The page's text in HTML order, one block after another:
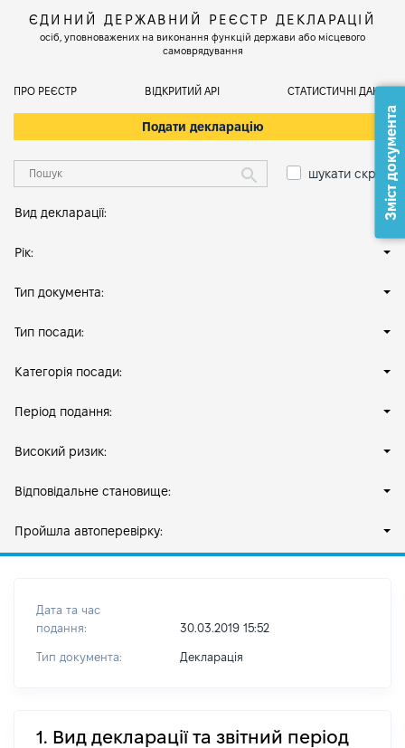
ЄДИНИЙ ДЕРЖАВНИЙ РЕЄСТР ДЕКЛАРАЦІЙ
осіб, уповноважених на виконання функцій держави або місцевого
самоврядування
ПРО РЕЄСТР ВІДКРИТИЙ АРІ СТАТИСТИЧНІ ДАНІ
Подати декларацію
шукати скрізь
Вид декларації:
Рік:
Тип документа:
Тип посади:
Категорія посади:
Період подання:
Високий ризик:
Відповідальне становище:
Пройшла автоперевірку:
Дата та час
подання:
30.03.2019 15:52
Тип документа: Декларація
1. Вид декларації та звітний період
Зміст документа